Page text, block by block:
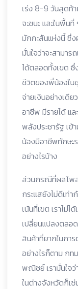
เร่ง 8-9 วันสุดท้
จะชนะ และในพื้น
มักกะสันแห่งนี้ ซึ่
มั่นใจว่าจะสามา
ได้ตลอดทั้งเขต ซึ่
ชีวิตของพี่น้องใน
จ่ายเงินอย่างเดีย
อาชีพ มีรายได้ แ
พลังประชารัฐ เข้
น้องมีอาชีพทักษะ
อย่างไรบ้าง
ส่วนกรณีที่ผลโพ
กระแสยังไม่ดีเท่
เน้นที่เขต เราไม่ไ
เปลี่ยนแปลงตลอด
สินค้าที่ยากในกา
อย่างไรก็ตาม กท
พณิชย์ เรามั่นใจว่
ในต่างจังหวัดก็เ